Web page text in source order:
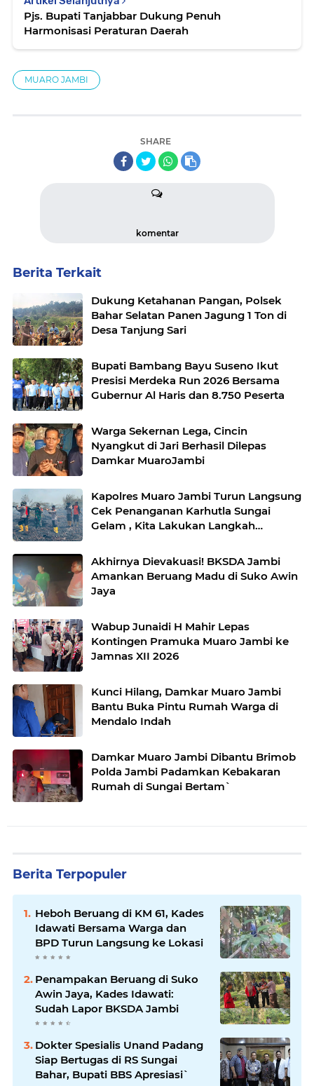
Pjs. Bupati Tanjabbar Dukung Penuh
Harmonisasi Peraturan Daerah
MUARO JAMBI
SHARE
komentar
Berita Terkait
Dukung Ketahanan Pangan, Polsek
Bahar Selatan Panen Jagung 1 Ton di
Desa Tanjung Sari
Bupati Bambang Bayu Suseno Ikut
Presisi Merdeka Run 2026 Bersama
Gubernur Al Haris dan 8.750 Peserta
Warga Sekernan Lega, Cincin
Nyangkut di Jari Berhasil Dilepas
Damkar MuaroJambi
Kapolres Muaro Jambi Turun Langsung
Cek Penanganan Karhutla Sungai
Gelam , Kita Lakukan Langkah
Akhirnya Dievakuasi! BKSDA Jambi
Amankan Beruang Madu di Suko Awin
Jaya
Wabup Junaidi H Mahir Lepas
Kontingen Pramuka Muaro Jambi ke
Jamnas XII 2026
Kunci Hilang, Damkar Muaro Jambi
Bantu Buka Pintu Rumah Warga di
Mendalo Indah
Damkar Muaro Jambi Dibantu Brimob
Polda Jambi Padamkan Kebakaran
Rumah di Sungai Bertam`
Berita Terpopuler
Heboh Beruang di KM 61, Kades
Idawati Bersama Warga dan
BPD Turun Langsung ke Lokasi
Penampakan Beruang di Suko
Awin Jaya, Kades Idawati:
Sudah Lapor BKSDA Jambi
Dokter Spesialis Unand Padang
Siap Bertugas di RS Sungai
Bahar, Bupati BBS Apresiasi`